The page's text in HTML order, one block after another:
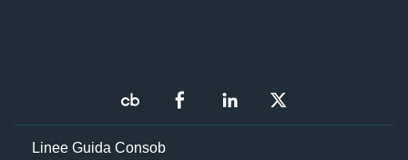
Linee Guida Consob